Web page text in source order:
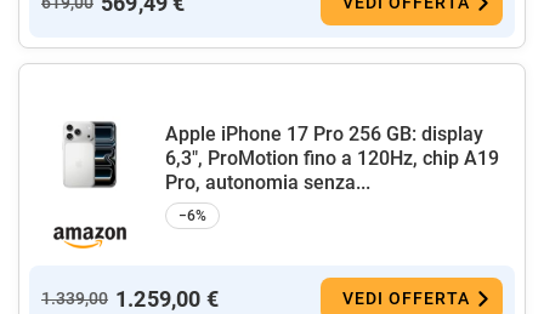
Apple iPhone 17 Pro 256 GB: display
6,3", ProMotion fino a 120Hz, chip A19
Pro, autonomia senza...
−6%
1.339,00 1.259,00 € VEDI OFFERTA